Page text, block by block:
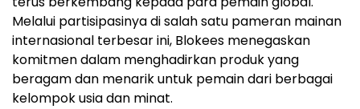
Melalui partisipasinya di salah satu pameran mainan
internasional terbesar ini, Blokees menegaskan
komitmen dalam menghadirkan produk yang
beragam dan menarik untuk pemain dari berbagai
kelompok usia dan minat.